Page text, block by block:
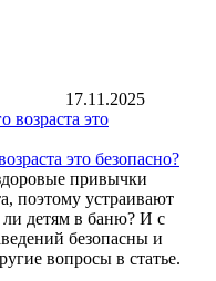
17.11.2025
это безопасно?
привычки
поэтому устраивают
детям в баню? И с
безопасны и
вопросы в статье.